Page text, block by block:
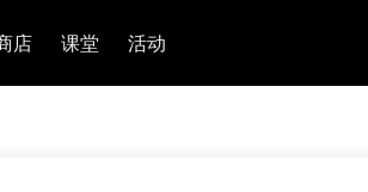
店 课堂 活动